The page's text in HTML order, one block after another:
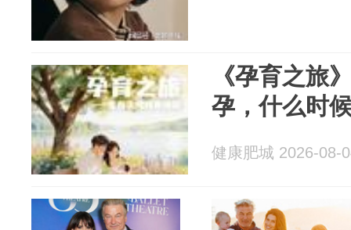
《孕育之旅
孕，什么时
健康肥城 2026-08-